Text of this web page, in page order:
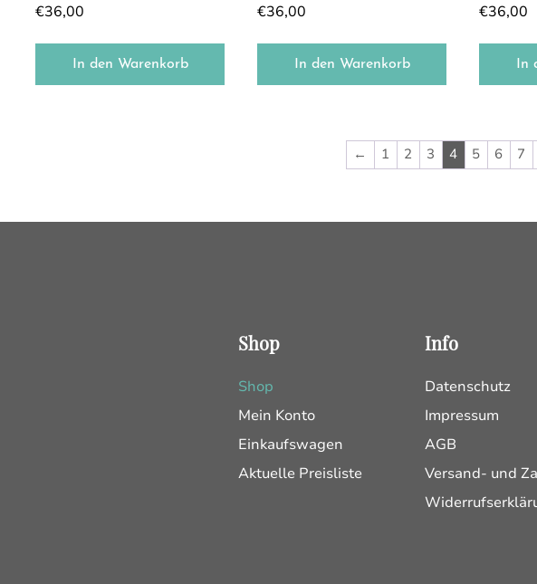
€36,00
In den Warenkorb
€36,00
In den Warenkorb
€36,00
In
← 1 2 3 4 5 6 7
Shop
Shop
Mein Konto
Einkaufswagen
Aktuelle Preisliste
Info
Datenschutz
Impressum
AGB
Versand- und